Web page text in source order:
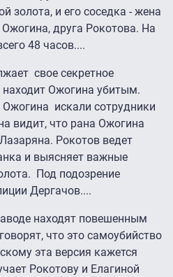
золота, и его соседка - жена
друга Рокотова. На
48 часов....
свое секретное
находит Ожогина убитым.
Ожогина искали сотрудники
видит, что рана Ожогина
Рокотов ведет
и выясняет важные
Под подозрение
Дергачов....
находят повешенным
что это самоубийство
эта версия кажется
Рокотову и Елагиной